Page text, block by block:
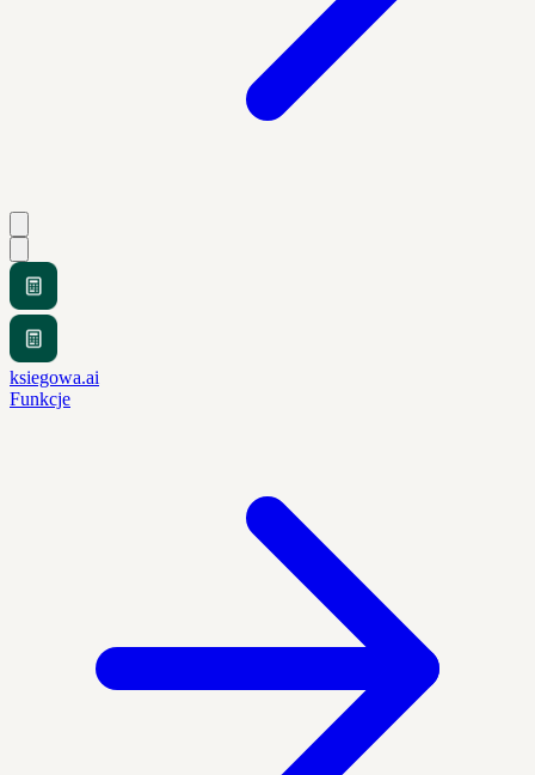
ksiegowa.ai
Funkcje